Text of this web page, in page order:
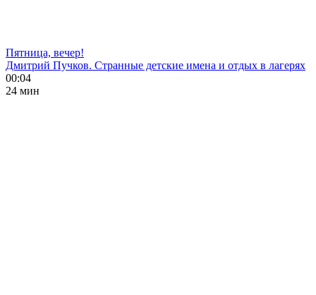
Пятница, вечер!
Дмитрий Пучков. Странные детские имена и отдых в лагерях
00:04
24 мин